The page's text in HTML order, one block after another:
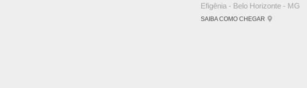
Efigênia - Belo Horizonte - MG
SAIBA COMO CHEGAR